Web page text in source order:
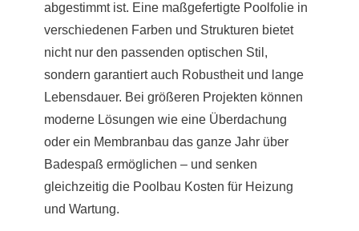
abgestimmt ist. Eine maßgefertigte Poolfolie in
verschiedenen Farben und Strukturen bietet
nicht nur den passenden optischen Stil,
sondern garantiert auch Robustheit und lange
Lebensdauer. Bei größeren Projekten können
moderne Lösungen wie eine Überdachung
oder ein Membranbau das ganze Jahr über
Badespaß ermöglichen – und senken
gleichzeitig die Poolbau Kosten für Heizung
und Wartung.